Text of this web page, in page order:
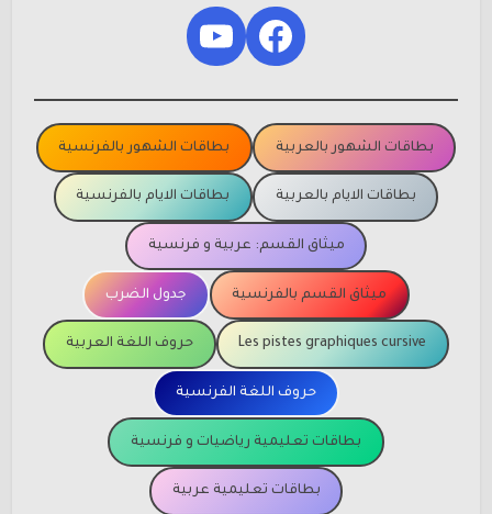
Facebook
YouTube
بطاقات الشهور بالعربية بطاقات الشهور بالفرنسية
بطاقات الايام بالعربية بطاقات الايام بالفرنسية
ميثاق القسم: عربية و فرنسية
ميثاق القسم بالفرنسية جدول الضرب
Les pistes graphiques cursive حروف اللغة العربية
حروف اللغة الفرنسية
بطاقات تعليمية رياضيات و فرنسية
بطاقات تعليمية عربية